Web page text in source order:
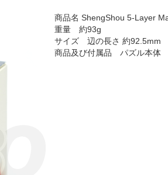
商品名 ShengShou 5-Layer
重量 約93g
サイズ 辺の長さ 約92.5mm
商品及び付属品 パズル本体